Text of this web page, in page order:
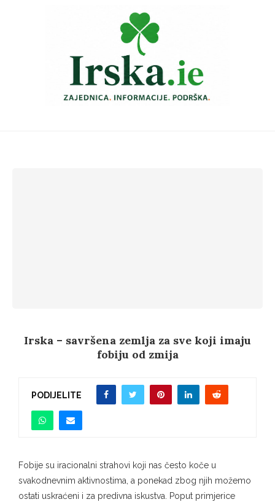
Irska – savršena zemlja za sve koji imaju
fobiju od zmija
PODIJELITE
Fobije su iracionalni strahovi koji nas često koče u
svakodnevnim aktivnostima, a ponekad zbog njih možemo
ostati uskraćeni i za predivna iskustva. Poput primjerice